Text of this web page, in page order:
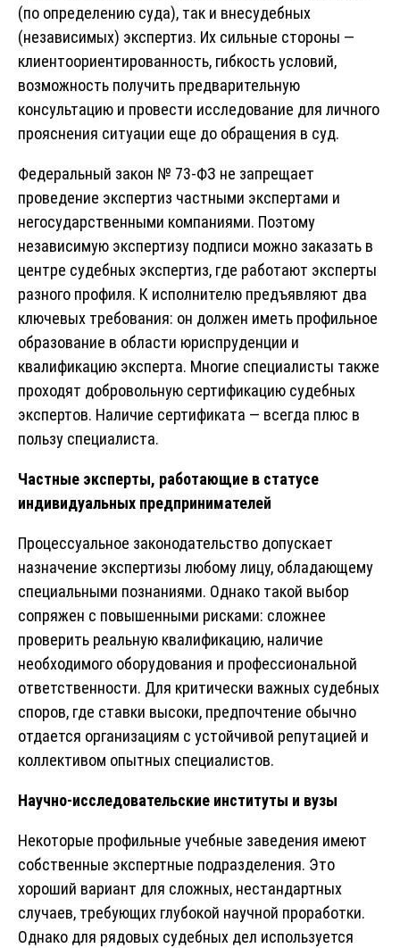
(по определению суда), так и внесудебных
(независимых) экспертиз. Их сильные стороны —
клиентоориентированность, гибкость условий,
возможность получить предварительную
консультацию и провести исследование для личного
прояснения ситуации еще до обращения в суд.
Федеральный закон № 73-ФЗ не запрещает
проведение экспертиз частными экспертами и
негосударственными компаниями. Поэтому
независимую экспертизу подписи можно заказать в
центре судебных экспертиз, где работают эксперты
разного профиля. К исполнителю предъявляют два
ключевых требования: он должен иметь профильное
образование в области юриспруденции и
квалификацию эксперта. Многие специалисты также
проходят добровольную сертификацию судебных
экспертов. Наличие сертификата — всегда плюс в
пользу специалиста.
Частные эксперты, работающие в статусе
индивидуальных предпринимателей
Процессуальное законодательство допускает
назначение экспертизы любому лицу, обладающему
специальными познаниями. Однако такой выбор
сопряжен с повышенными рисками: сложнее
проверить реальную квалификацию, наличие
необходимого оборудования и профессиональной
ответственности. Для критически важных судебных
споров, где ставки высоки, предпочтение обычно
отдается организациям с устойчивой репутацией и
коллективом опытных специалистов.
Научно-исследовательские институты и вузы
Некоторые профильные учебные заведения имеют
собственные экспертные подразделения. Это
хороший вариант для сложных, нестандартных
случаев, требующих глубокой научной проработки.
Однако для рядовых судебных дел используется